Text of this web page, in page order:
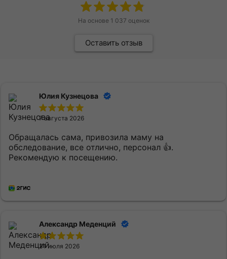
На основе 1 037 оценок
Оставить отзыв
Юлия Кузнецова
7 августа 2026
Обращалась сама, привозила маму на
обследование, все отлично, персонал 👍.
Рекомендую к посещению.
Александр Меденций
31 июля 2026